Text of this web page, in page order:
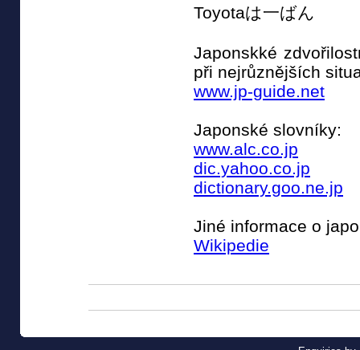
Toyotaは一ばん
Japonskké
při nejrůznějších
www.jp-guide.net
Japonské slovníky:
www.alc.co.jp
dic.yahoo.co.jp
dictionary.goo.ne.jp
Jiné informace o
Wikipedie